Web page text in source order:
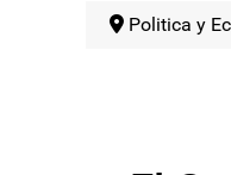
Politica y